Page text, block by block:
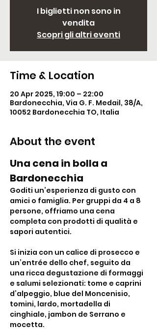
I biglietti non sono in
vendita
Scopri gli altri eventi
Time & Location
20 Apr 2025, 19:00 – 22:00
Bardonecchia, Via G. F. Medail, 38/A,
10052 Bardonecchia TO, Italia
About the event
Una cena in bolla a
Bardonecchia
Goditi un’esperienza di gusto con
amici o famiglia. Per gruppi da 4 a 8
persone, offriamo una cena
completa con prodotti di qualità e
sapori autentici.
Si inizia con un calice di prosecco e
un’entrée dello chef, seguito da
una ricca degustazione di formaggi
e salumi selezionati: tome e caprini
d’alpeggio, blue del Moncenisio,
tomini, lardo, mortadella di
cinghiale, jambon de Serrano e
mocetta.